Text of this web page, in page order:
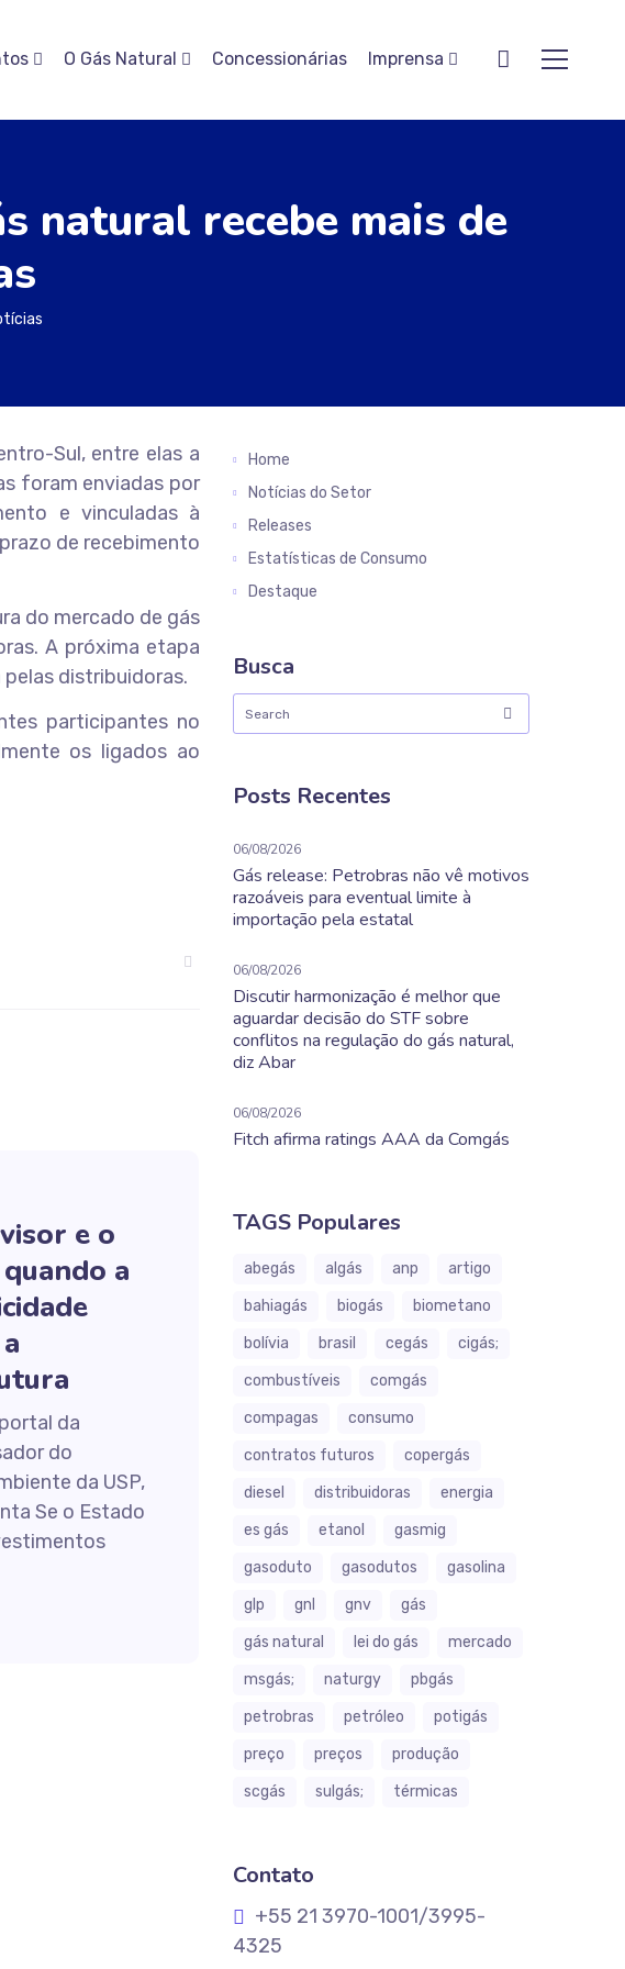
O Gás Natural Concessionárias Imprensa
natural recebe mais de
Sul, entre elas a
foram enviadas por
e vinculadas à
de recebimento
do mercado de gás
A próxima etapa
distribuidoras.
participantes no
os ligados ao
e o
a
da
do
da USP,
Se o Estado
Home
Notícias do Setor
Releases
Estatísticas de Consumo
Destaque
Busca
Posts Recentes
06/08/2026
Gás release: Petrobras não vê motivos
razoáveis para eventual limite à
importação pela estatal
06/08/2026
Discutir harmonização é melhor que
aguardar decisão do STF sobre
conflitos na regulação do gás natural,
diz Abar
06/08/2026
Fitch afirma ratings AAA da Comgás
TAGS Populares
abegás algás anp
artigo
bahiagás
biogás
biometano
bolívia
brasil cegás
cigás;
combustíveis
comgás
compagas
consumo
contratos futuros
copergás
diesel
distribuidoras
energia
es gás
etanol
gasmig
gasoduto
gasodutos
gasolina
glp
gnl gnv
gás
gás natural
lei do gás
mercado
msgás;
naturgy
pbgás
petrobras
petróleo
potigás
preço
preços
produção
scgás
sulgás; térmicas
Contato
+55 21 3970-1001/3995-
4325